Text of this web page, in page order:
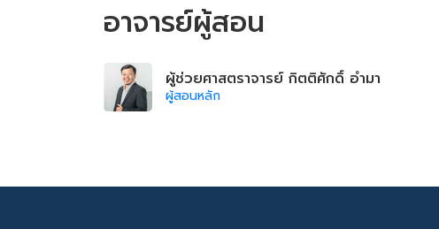
อาจารย์ผู้สอน
ผู้ช่วยศาสตราจารย์ กิตติศักดิ์ อำมา
ผู้สอนหลัก